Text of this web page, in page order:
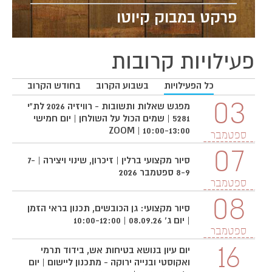
פרקט במבוק קיוטו
פעילויות קרובות
בחודש הקרוב בשבוע הקרוב כל הפעילויות
03
ספטמבר
מפגש שאלות ותשובות - רוויזיה 2026 לת"י
5281 | שמים הכול על השולחן | יום חמישי
10:00-13:00 | ZOOM
07
ספטמבר
סיור מקצועי ברלין | זיכרון, שינוי ויצירה | 7-
8-9 ספטמבר 2026
08
ספטמבר
סיור מקצועי: גן הכובשים, תכנון בראי הזמן
| יום ג' 08.09.26 | 10:00-12:00
16
יום עיון בנושא בטיחות אש, בידוד תרמי
ואקוסטי ובנייה ירוקה - מתכנון ליישום | יום